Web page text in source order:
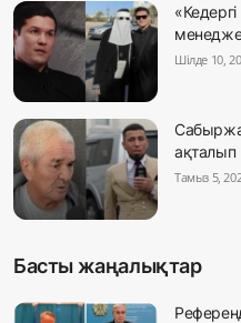
Шілде 10,
ақталып
Тамыз 5,
Басты жаңалықтар